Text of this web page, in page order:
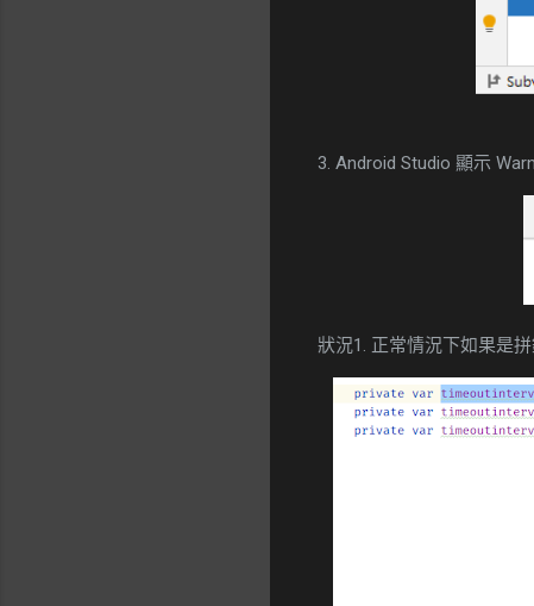
3. Android Studio 顯示
狀況1. 正常情況下如果是